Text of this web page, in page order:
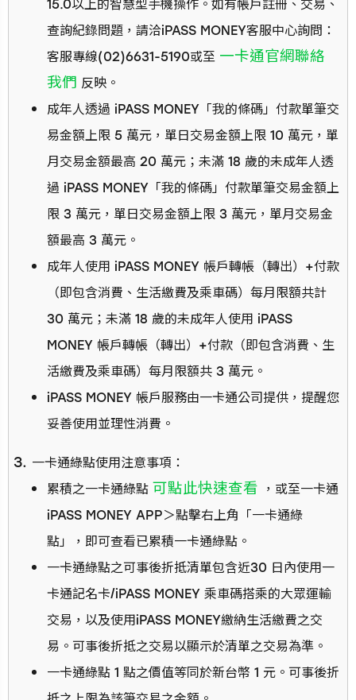
15.0以上的智慧型手機操作。如有帳戶註冊、交易、
查詢紀錄問題，請洽iPASS MONEY客服中心詢問：
客服專線(02)6631-5190或至 一卡通官網聯絡
我們 反映。
成年人透過 iPASS MONEY「我的條碼」付款單筆交
易金額上限 5 萬元，單日交易金額上限 10 萬元，單
月交易金額最高 20 萬元；未滿 18 歲的未成年人透
過 iPASS MONEY「我的條碼」付款單筆交易金額上
限 3 萬元，單日交易金額上限 3 萬元，單月交易金
額最高 3 萬元。
成年人使用 iPASS MONEY 帳戶轉帳（轉出）+付款
（即包含消費、生活繳費及乘車碼）每月限額共計
30 萬元；未滿 18 歲的未成年人使用 iPASS
MONEY 帳戶轉帳（轉出）+付款（即包含消費、生
活繳費及乘車碼）每月限額共 3 萬元。
iPASS MONEY 帳戶服務由一卡通公司提供，提醒您
妥善使用並理性消費。
一卡通綠點使用注意事項：
累積之一卡通綠點 可點此快速查看 ，或至一卡通
iPASS MONEY APP＞點擊右上角「一卡通綠
點」，即可查看已累積一卡通綠點。
一卡通綠點之可事後折抵清單包含近30 日內使用一
卡通記名卡/iPASS MONEY 乘車碼搭乘的大眾運輸
交易，以及使用iPASS MONEY繳納生活繳費之交
易。可事後折抵之交易以顯示於清單之交易為準。
一卡通綠點 1 點之價值等同於新台幣 1 元。可事後折